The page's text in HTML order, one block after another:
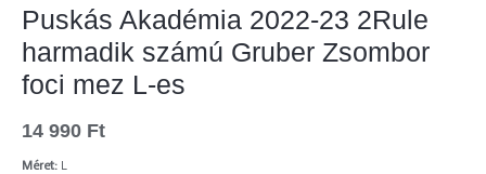
Puskás Akadémia 2022-23 2Rule
harmadik számú Gruber Zsombor
foci mez L-es
14 990 Ft
Méret: L